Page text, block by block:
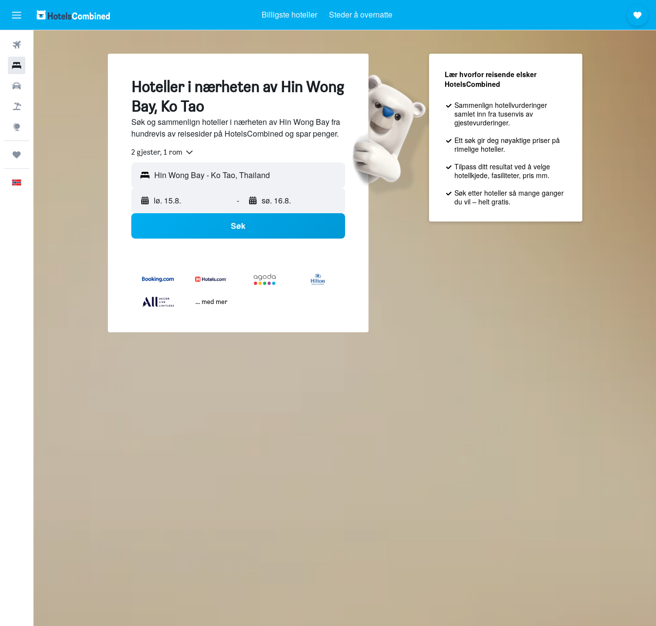
Billigste hoteller Steder å overnatte
Hoteller i nærheten av Hin Wong
Bay, Ko Tao
Søk og sammenlign hoteller i nærheten av Hin Wong Bay fra
hundrevis av reisesider på HotelsCombined og spar penger.
2 gjester, 1 rom
lø. 15.8. - sø. 16.8.
Søk
… med mer
Lær hvorfor reisende elsker
HotelsCombined
Sammenlign hotellvurderinger
samlet inn fra tusenvis av
gjestevurderinger.
Ett søk gir deg nøyaktige priser på
rimelige hoteller.
Tilpass ditt resultat ved å velge
hotellkjede, fasiliteter, pris mm.
Søk etter hoteller så mange ganger
du vil – helt gratis.